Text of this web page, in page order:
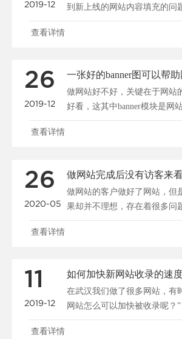
2019-12
到新上线的网站内容填充的问
很多资料，我们怎......
查看详情
26
2019-12
做网站好不好，关键在于网站
好看，这其中banner模块是网
一张好的b......
查看详情
26
2020-05
做网站完成后没有访客来
做网站的客户做好了网站，但
果却并不理想，存在着很多问
入网站后停留很短......
查看详情
11
2019-12
如何加快新网站收录的速
在武汉我们做了很多网站，有
网站怎么可以加快被收录呢？
大家都很关心，所......
查看详情